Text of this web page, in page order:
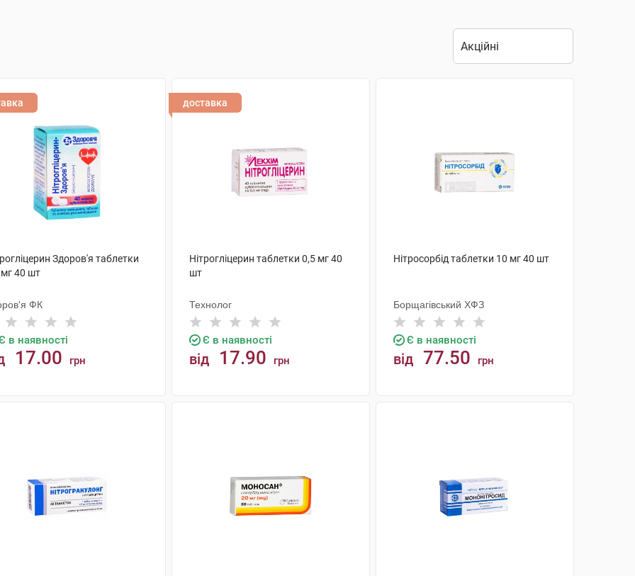
Здоров'я таблетки
40 шт
ФК
в наявності
17.00 грн
доставка
Нітрогліцерин таблетки 0,5 мг 40
шт
Технолог
Є в наявності
від 17.90 грн
Нітросорбід таблетки 10 мг 40 шт
Борщагівський ХФЗ
Є в наявності
від 77.50 грн